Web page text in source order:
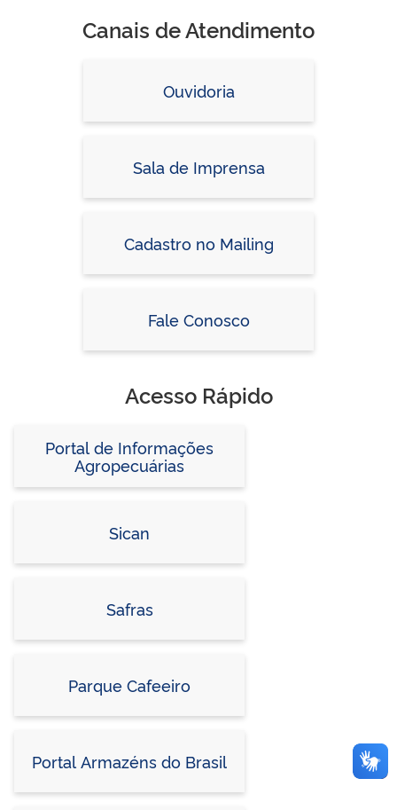
Canais de Atendimento
Ouvidoria
Sala de Imprensa
Cadastro no Mailing
Fale Conosco
Acesso Rápido
Portal de Informações
Agropecuárias
Sican
Safras
Parque Cafeeiro
Portal Armazéns do Brasil